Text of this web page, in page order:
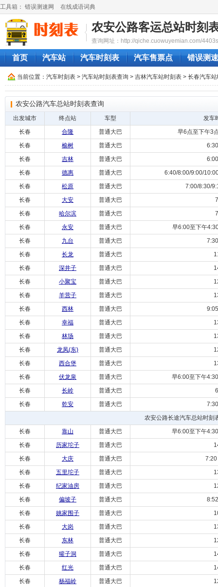
工具箱： 错误测速网 在线成语词典
农安公路客运总站时刻
查询网址：http://qiche.cuowuyemian.com/
首页 汽车站 汽车时刻表 汽车售票点 错误测
当前位置： 汽车时刻表 > 汽车站时刻表查询 > 吉林汽车站时刻表 > 长春汽车
农安公路汽车总站时刻表查询
出发城市 终点站 车型
发车
长春
合隆 普通大巴
早6点至下午3
长春
榆树 普通大巴
6:30/
长春
吉林 普通大巴
6:00/
长春
德惠 普通大巴
6:40/8:00/9:00/
长春
松原 普通大巴
7:00/8:30/
长春
大安 普通大巴
长春
哈尔滨 普通大巴
长春
永安 普通大巴
早6:00至下午
长春
九台 普通大巴
7:30/
长春
长龙 普通大巴
长春
深井子 普通大巴
长春
小聚宝 普通大巴
长春
羊营子 普通大巴
长春
西林 普通大巴
9:05/
长春
幸福 普通大巴
长春
林场 普通大巴
长春
龙凤(东) 普通大巴
长春
西合堡 普通大巴
长春
伏龙泉 普通大巴
早6:00至下午
长春
长岭 普通大巴
长春
乾安 普通大巴
7:30/
农安公路长途汽车总站时刻
长春
靠山 普通大巴
早6:00至下午
长春
历家坨子 普通大巴
长春
大庆 普通大巴
7:20 /
长春
五里坨子 普通大巴
长春
纪家油房 普通大巴
长春
偏坡子 普通大巴
8:52/
长春
姚家围子 普通大巴
长春
大岗 普通大巴
长春
东林 普通大巴
长春
獾子洞 普通大巴
长春
红光 普通大巴
长春
杨福岭 普通大巴